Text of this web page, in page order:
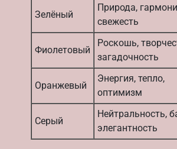
Зелёный
Природа,
свежесть
Фиолетовый
Роскошь,
загадочность
Оранжевый
Энергия, тепло,
оптимизм
Серый
Нейтральность,
элегантность